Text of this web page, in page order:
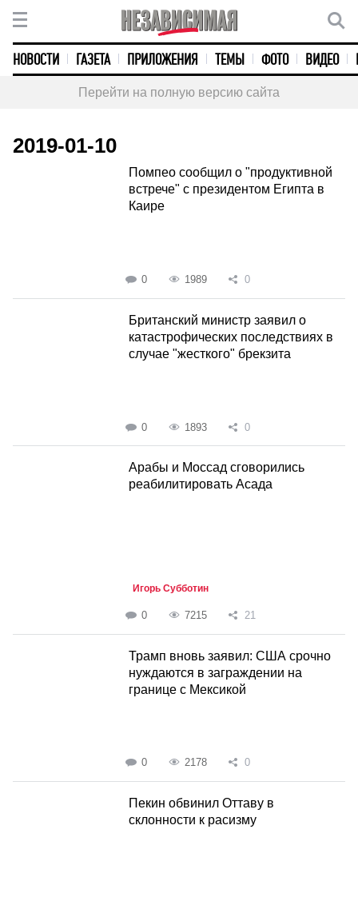
НОВОСТИ ГАЗЕТА ПРИЛОЖЕНИЯ ТЕМЫ ФОТО ВИДЕО
Перейти на полную версию сайта
2019-01-10
Помпео сообщил о "продуктивной
встрече" с президентом Египта в
Каире
0 1989 0
Британский министр заявил о
катастрофических последствиях в
случае "жесткого" брекзита
0 1893 0
Арабы и Моссад сговорились
реабилитировать Асада
Игорь Субботин
0 7215 21
Трамп вновь заявил: США срочно
нуждаются в заграждении на
границе с Мексикой
0 2178 0
Пекин обвинил Оттаву в
склонности к расизму